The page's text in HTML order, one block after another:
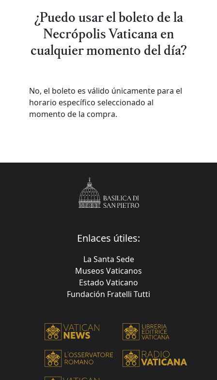
¿Puedo usar el boleto de la
Necrópolis Vaticana en
cualquier momento del día?
No, el boleto es válido únicamente para el
horario específico seleccionado al
momento de la compra.
Enlaces útiles:
La Santa Sede
Museos Vaticanos
Estado Vaticano
Fundación Fratelli Tutti